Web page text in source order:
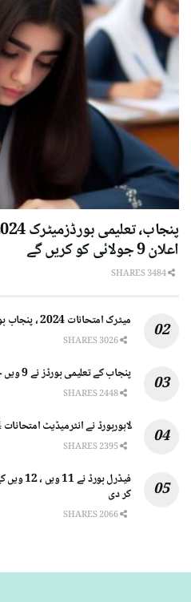
اعلان 9 جولائی کو کریں گے
میٹرک امتحانات 2024 ، پنجاب بورڈزکے نتائج کا اعلان، رزلٹ گزٹ
پنجاب کے تعلیمی بورڈز نے 9 ویں جماعت کے نتائج کا اعلان کردیا
لاہوربورڈ نے انٹرمیڈیٹ امتحانات 2024 کی رول نمبر سلپس جاری کر دیں
کر دی